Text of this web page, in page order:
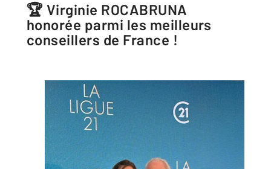
🏆 Virginie ROCABRUNA
honorée parmi les meilleurs
conseillers de France !